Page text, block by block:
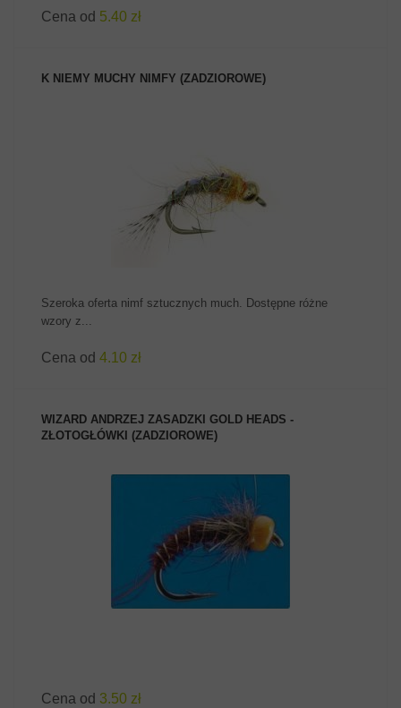
Cena od 5.40 zł
K NIEMY MUCHY NIMFY (ZADZIOROWE)
ZOBACZ PRODUKT
Szeroka oferta nimf sztucznych much. Dostępne różne
wzory z...
Cena od 4.10 zł
WIZARD ANDRZEJ ZASADZKI GOLD HEADS -
ZŁOTOGŁÓWKI (ZADZIOROWE)
ZOBACZ PRODUKT
Cena od 3.50 zł